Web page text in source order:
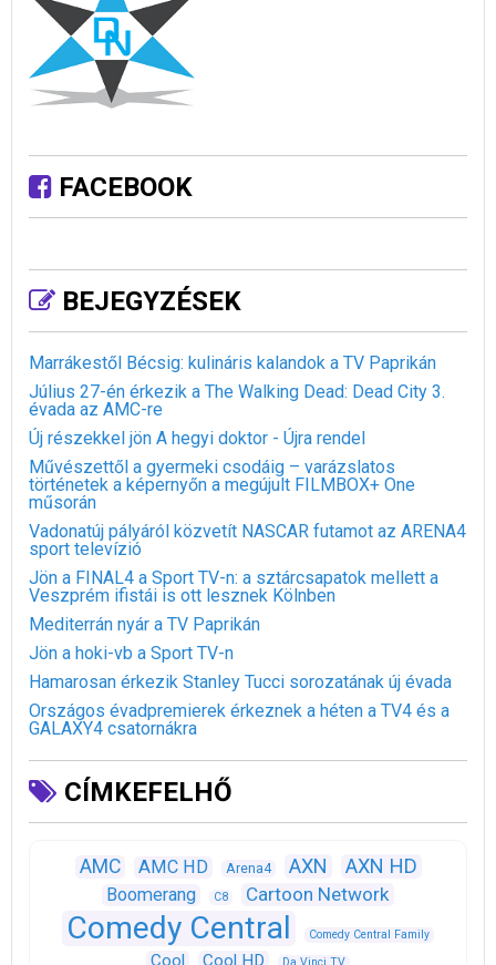
FACEBOOK
BEJEGYZÉSEK
Marrákestől Bécsig: kulináris kalandok a TV Paprikán
Július 27-én érkezik a The Walking Dead: Dead City 3.
évada az AMC-re
Új részekkel jön A hegyi doktor - Újra rendel
Művészettől a gyermeki csodáig – varázslatos
történetek a képernyőn a megújult FILMBOX+ One
műsorán
Vadonatúj pályáról közvetít NASCAR futamot az ARENA4
sport televízió
Jön a FINAL4 a Sport TV-n: a sztárcsapatok mellett a
Veszprém ifistái is ott lesznek Kölnben
Mediterrán nyár a TV Paprikán
Jön a hoki-vb a Sport TV-n
Hamarosan érkezik Stanley Tucci sorozatának új évada
Országos évadpremierek érkeznek a héten a TV4 és a
GALAXY4 csatornákra
CÍMKEFELHŐ
AMC AMC HD Arena4 AXN AXN HD
Boomerang C8 Cartoon Network
Comedy Central Comedy Central Family
Cool Cool HD